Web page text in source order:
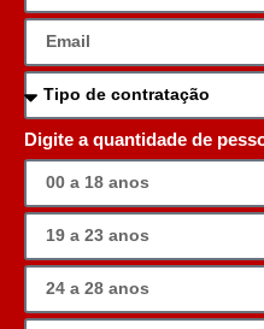
Digite a quantidade de